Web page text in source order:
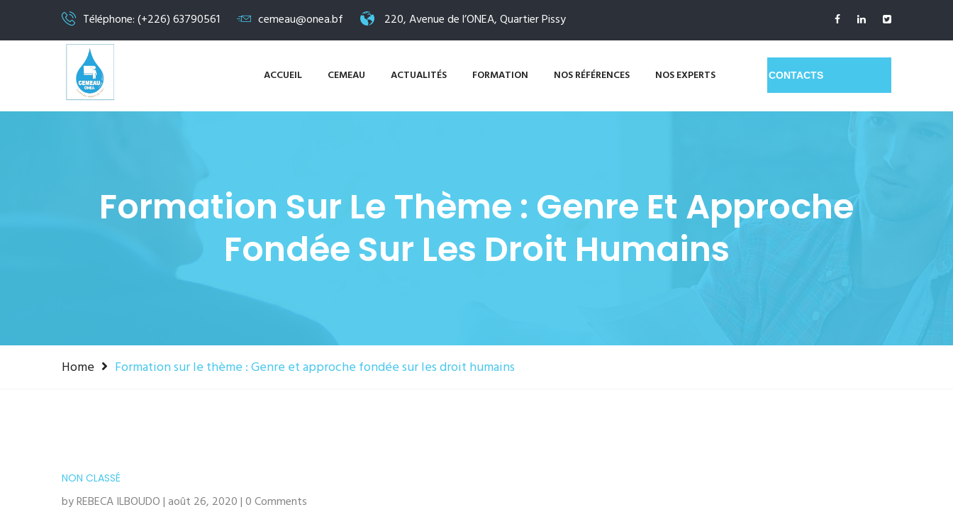
Téléphone: (+226) 63790561 cemeau@onea.bf 220, Avenue de l’ONEA, Quartier Pissy
ACCUEIL CEMEAU ACTUALITÉS FORMATION NOS RÉFÉRENCES NOS EXPERTS GET A QUOTE
Formation Sur Le Thème : Genre Et Approche
Fondée Sur Les Droit Humains
Home Formation sur le thème : Genre et approche fondée sur les droit humains
NON CLASSÉ
by REBECA ILBOUDO | août 26, 2020 | 0 Comments